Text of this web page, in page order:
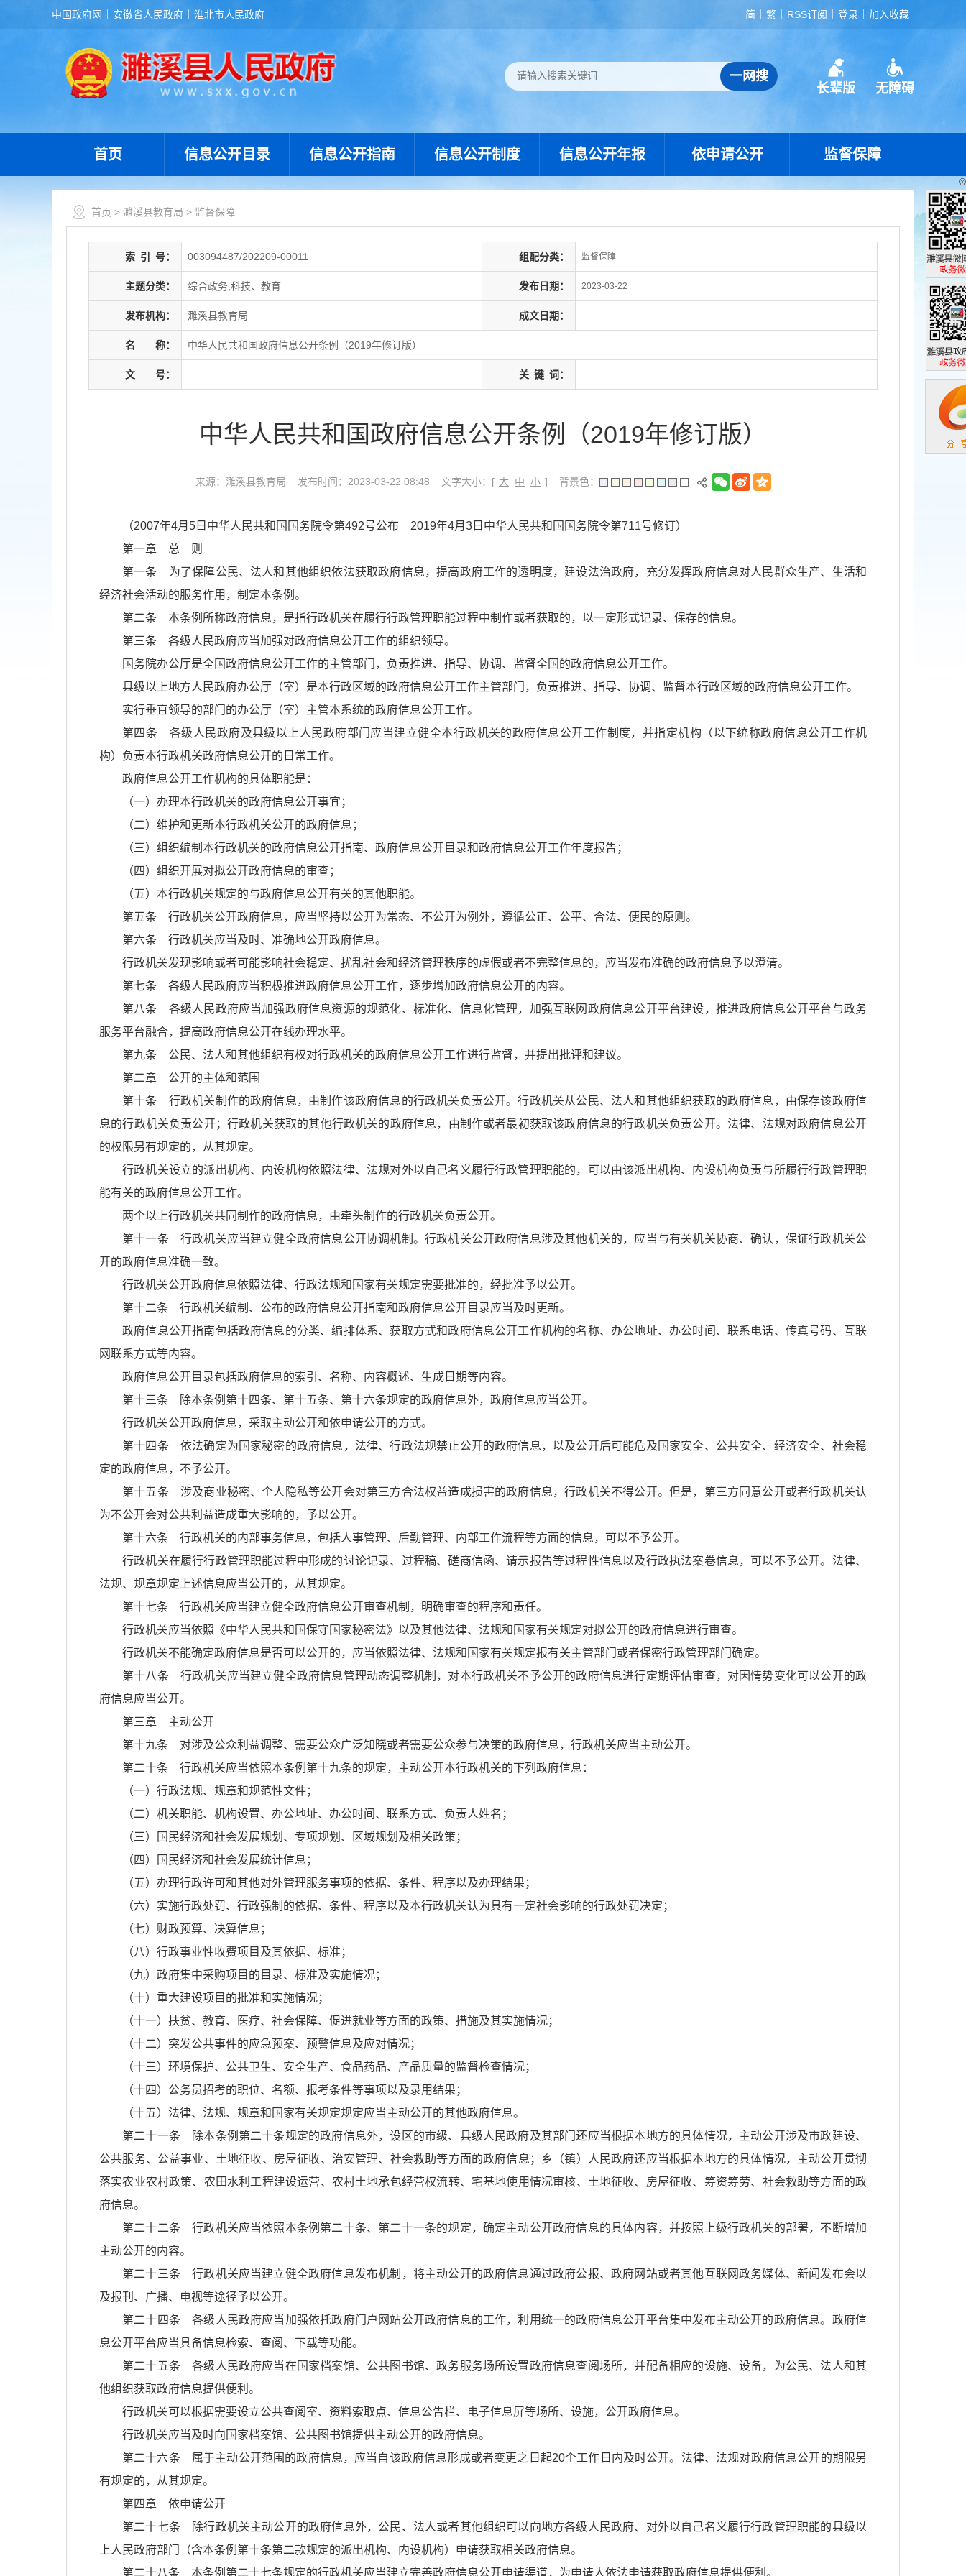
中国政府网 安徽省人民政府 淮北市人民政府 简 繁 RSS订阅 登录 加入收藏
长辈版 无障碍
首页 信息公开目录 信息公开指南 信息公开制度 信息公开年报 依申请公开 监督保障
首页 > 濉溪县教育局 > 监督保障
索 引 号： 003094487/202209-00011 组配分类： 监督保障
主题分类： 综合政务,科技、教育 发布日期： 2023-03-22
发布机构： 濉溪县教育局 成文日期：
名 称： 中华人民共和国政府信息公开条例（2019年修订版）
文 号： 关 键 词：
中华人民共和国政府信息公开条例（2019年修订版）
来源：濉溪县教育局 发布时间：2023-03-22 08:48 文字大小：[ 大 中 小 ] 背景色：
（2007年4月5日中华人民共和国国务院令第492号公布 2019年4月3日中华人民共和国国务院令第711号修订）
第一章 总 则
第一条 为了保障公民、法人和其他组织依法获取政府信息，提高政府工作的透明度，建设法治政府，充分发挥政府信息对人民群众生产、生活和
经济社会活动的服务作用，制定本条例。
第二条 本条例所称政府信息，是指行政机关在履行行政管理职能过程中制作或者获取的，以一定形式记录、保存的信息。
第三条 各级人民政府应当加强对政府信息公开工作的组织领导。
国务院办公厅是全国政府信息公开工作的主管部门，负责推进、指导、协调、监督全国的政府信息公开工作。
县级以上地方人民政府办公厅（室）是本行政区域的政府信息公开工作主管部门，负责推进、指导、协调、监督本行政区域的政府信息公开工作。
实行垂直领导的部门的办公厅（室）主管本系统的政府信息公开工作。
第四条 各级人民政府及县级以上人民政府部门应当建立健全本行政机关的政府信息公开工作制度，并指定机构（以下统称政府信息公开工作机
构）负责本行政机关政府信息公开的日常工作。
政府信息公开工作机构的具体职能是：
（一）办理本行政机关的政府信息公开事宜；
（二）维护和更新本行政机关公开的政府信息；
（三）组织编制本行政机关的政府信息公开指南、政府信息公开目录和政府信息公开工作年度报告；
（四）组织开展对拟公开政府信息的审查；
（五）本行政机关规定的与政府信息公开有关的其他职能。
第五条 行政机关公开政府信息，应当坚持以公开为常态、不公开为例外，遵循公正、公平、合法、便民的原则。
第六条 行政机关应当及时、准确地公开政府信息。
行政机关发现影响或者可能影响社会稳定、扰乱社会和经济管理秩序的虚假或者不完整信息的，应当发布准确的政府信息予以澄清。
第七条 各级人民政府应当积极推进政府信息公开工作，逐步增加政府信息公开的内容。
第八条 各级人民政府应当加强政府信息资源的规范化、标准化、信息化管理，加强互联网政府信息公开平台建设，推进政府信息公开平台与政务
服务平台融合，提高政府信息公开在线办理水平。
第九条 公民、法人和其他组织有权对行政机关的政府信息公开工作进行监督，并提出批评和建议。
第二章 公开的主体和范围
第十条 行政机关制作的政府信息，由制作该政府信息的行政机关负责公开。行政机关从公民、法人和其他组织获取的政府信息，由保存该政府信
息的行政机关负责公开；行政机关获取的其他行政机关的政府信息，由制作或者最初获取该政府信息的行政机关负责公开。法律、法规对政府信息公开
的权限另有规定的，从其规定。
行政机关设立的派出机构、内设机构依照法律、法规对外以自己名义履行行政管理职能的，可以由该派出机构、内设机构负责与所履行行政管理职
能有关的政府信息公开工作。
两个以上行政机关共同制作的政府信息，由牵头制作的行政机关负责公开。
第十一条 行政机关应当建立健全政府信息公开协调机制。行政机关公开政府信息涉及其他机关的，应当与有关机关协商、确认，保证行政机关公
开的政府信息准确一致。
行政机关公开政府信息依照法律、行政法规和国家有关规定需要批准的，经批准予以公开。
第十二条 行政机关编制、公布的政府信息公开指南和政府信息公开目录应当及时更新。
政府信息公开指南包括政府信息的分类、编排体系、获取方式和政府信息公开工作机构的名称、办公地址、办公时间、联系电话、传真号码、互联
网联系方式等内容。
政府信息公开目录包括政府信息的索引、名称、内容概述、生成日期等内容。
第十三条 除本条例第十四条、第十五条、第十六条规定的政府信息外，政府信息应当公开。
行政机关公开政府信息，采取主动公开和依申请公开的方式。
第十四条 依法确定为国家秘密的政府信息，法律、行政法规禁止公开的政府信息，以及公开后可能危及国家安全、公共安全、经济安全、社会稳
定的政府信息，不予公开。
第十五条 涉及商业秘密、个人隐私等公开会对第三方合法权益造成损害的政府信息，行政机关不得公开。但是，第三方同意公开或者行政机关认
为不公开会对公共利益造成重大影响的，予以公开。
第十六条 行政机关的内部事务信息，包括人事管理、后勤管理、内部工作流程等方面的信息，可以不予公开。
行政机关在履行行政管理职能过程中形成的讨论记录、过程稿、磋商信函、请示报告等过程性信息以及行政执法案卷信息，可以不予公开。法律、
法规、规章规定上述信息应当公开的，从其规定。
第十七条 行政机关应当建立健全政府信息公开审查机制，明确审查的程序和责任。
行政机关应当依照《中华人民共和国保守国家秘密法》以及其他法律、法规和国家有关规定对拟公开的政府信息进行审查。
行政机关不能确定政府信息是否可以公开的，应当依照法律、法规和国家有关规定报有关主管部门或者保密行政管理部门确定。
第十八条 行政机关应当建立健全政府信息管理动态调整机制，对本行政机关不予公开的政府信息进行定期评估审查，对因情势变化可以公开的政
府信息应当公开。
第三章 主动公开
第十九条 对涉及公众利益调整、需要公众广泛知晓或者需要公众参与决策的政府信息，行政机关应当主动公开。
第二十条 行政机关应当依照本条例第十九条的规定，主动公开本行政机关的下列政府信息：
（一）行政法规、规章和规范性文件；
（二）机关职能、机构设置、办公地址、办公时间、联系方式、负责人姓名；
（三）国民经济和社会发展规划、专项规划、区域规划及相关政策；
（四）国民经济和社会发展统计信息；
（五）办理行政许可和其他对外管理服务事项的依据、条件、程序以及办理结果；
（六）实施行政处罚、行政强制的依据、条件、程序以及本行政机关认为具有一定社会影响的行政处罚决定；
（七）财政预算、决算信息；
（八）行政事业性收费项目及其依据、标准；
（九）政府集中采购项目的目录、标准及实施情况；
（十）重大建设项目的批准和实施情况；
（十一）扶贫、教育、医疗、社会保障、促进就业等方面的政策、措施及其实施情况；
（十二）突发公共事件的应急预案、预警信息及应对情况；
（十三）环境保护、公共卫生、安全生产、食品药品、产品质量的监督检查情况；
（十四）公务员招考的职位、名额、报考条件等事项以及录用结果；
（十五）法律、法规、规章和国家有关规定规定应当主动公开的其他政府信息。
第二十一条 除本条例第二十条规定的政府信息外，设区的市级、县级人民政府及其部门还应当根据本地方的具体情况，主动公开涉及市政建设、
公共服务、公益事业、土地征收、房屋征收、治安管理、社会救助等方面的政府信息；乡（镇）人民政府还应当根据本地方的具体情况，主动公开贯彻
落实农业农村政策、农田水利工程建设运营、农村土地承包经营权流转、宅基地使用情况审核、土地征收、房屋征收、筹资筹劳、社会救助等方面的政
府信息。
第二十二条 行政机关应当依照本条例第二十条、第二十一条的规定，确定主动公开政府信息的具体内容，并按照上级行政机关的部署，不断增加
主动公开的内容。
第二十三条 行政机关应当建立健全政府信息发布机制，将主动公开的政府信息通过政府公报、政府网站或者其他互联网政务媒体、新闻发布会以
及报刊、广播、电视等途径予以公开。
第二十四条 各级人民政府应当加强依托政府门户网站公开政府信息的工作，利用统一的政府信息公开平台集中发布主动公开的政府信息。政府信
息公开平台应当具备信息检索、查阅、下载等功能。
第二十五条 各级人民政府应当在国家档案馆、公共图书馆、政务服务场所设置政府信息查阅场所，并配备相应的设施、设备，为公民、法人和其
他组织获取政府信息提供便利。
行政机关可以根据需要设立公共查阅室、资料索取点、信息公告栏、电子信息屏等场所、设施，公开政府信息。
行政机关应当及时向国家档案馆、公共图书馆提供主动公开的政府信息。
第二十六条 属于主动公开范围的政府信息，应当自该政府信息形成或者变更之日起20个工作日内及时公开。法律、法规对政府信息公开的期限另
有规定的，从其规定。
第四章 依申请公开
第二十七条 除行政机关主动公开的政府信息外，公民、法人或者其他组织可以向地方各级人民政府、对外以自己名义履行行政管理职能的县级以
上人民政府部门（含本条例第十条第二款规定的派出机构、内设机构）申请获取相关政府信息。
第二十八条 本条例第二十七条规定的行政机关应当建立完善政府信息公开申请渠道，为申请人依法申请获取政府信息提供便利。
濉溪县政
政务微博
濉溪县政
政务微信